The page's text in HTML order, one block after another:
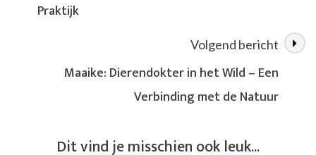
Praktijk
Volgend bericht
Maaike: Dierendokter in het Wild – Een
Verbinding met de Natuur
Dit vind je misschien ook leuk...